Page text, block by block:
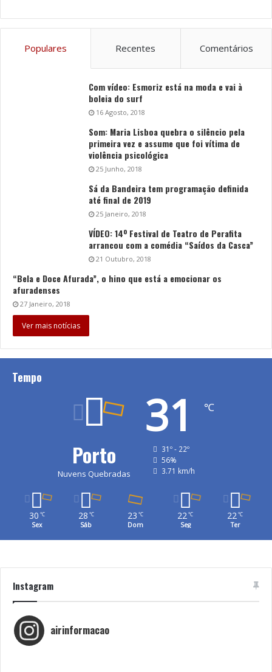
Populares Recentes Comentários
Com vídeo: Esmoriz está na moda e vai à
boleia do surf
16 Agosto, 2018
Som: Maria Lisboa quebra o silêncio pela
primeira vez e assume que foi vítima de
violência psicológica
25 Junho, 2018
Sá da Bandeira tem programação definida
até final de 2019
25 Janeiro, 2018
VÍDEO: 14º Festival de Teatro de Perafita
arrancou com a comédia “Saídos da Casca”
21 Outubro, 2018
“Bela e Doce Afurada”, o hino que está a emocionar os
afuradenses
27 Janeiro, 2018
Ver mais notícias
Tempo
Porto
Nuvens Quebradas
31 ℃
31º - 22º
56%
3.71 km/h
30 ℃
Sex
28 ℃
Sáb
23 ℃
Dom
22℃
Seg
22℃
Ter
Instagram
airinformacao